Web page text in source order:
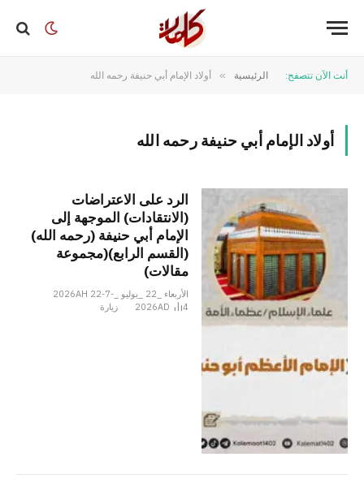
أنت الآن تتصفح: الرئيسية » أولاد الإمام أبي حنيفة رحمه الله
أولاد الإمام أبي حنيفة رحمه الله
الرد على الاعتراضات
(الانتقادات) الموجهة إلى
الإمام أبي حنيفة (رحمه الله)
(القسم الرابع)(مجموعة
مقالات)
الأربعاء _22 _يوليو _2026AH 22-7-
2026AD
4 زيارة